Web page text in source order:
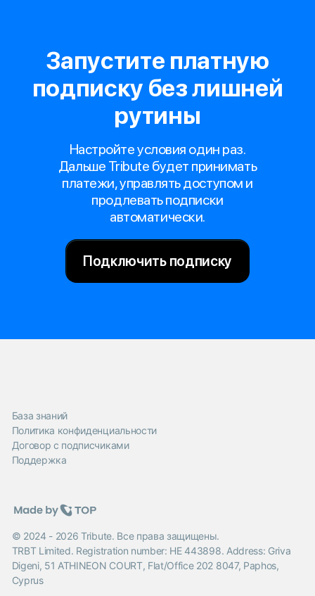
Запустите платную
подписку без лишней
рутины
Настройте условия один раз.
Дальше Tribute будет принимать
платежи, управлять доступом и
продлевать подписки
автоматически.
Подключить подписку
База знаний
Политика конфиденциальности
Договор с подписчиками
Поддержка
© 2024 - 2026 Tribute. Все права защищены.
TRBT Limited. Registration number: HE 443898. Address: Griva
Digeni, 51 ATHINEON COURT, Flat/Office 202 8047, Paphos,
Cyprus